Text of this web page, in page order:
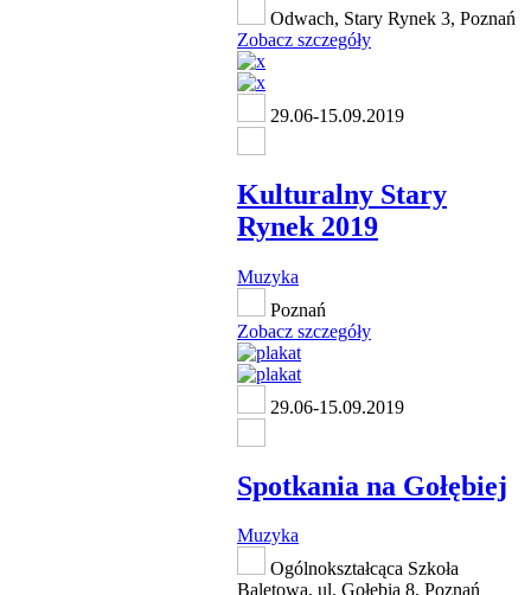
Odwach, Stary Rynek 3, Poznań
Zobacz szczegóły
29.06-15.09.2019
Kulturalny Stary
Rynek 2019
Muzyka
Poznań
Zobacz szczegóły
29.06-15.09.2019
Spotkania na Gołębiej
Muzyka
Ogólnokształcąca Szkoła
Baletowa, ul. Gołębia 8, Poznań